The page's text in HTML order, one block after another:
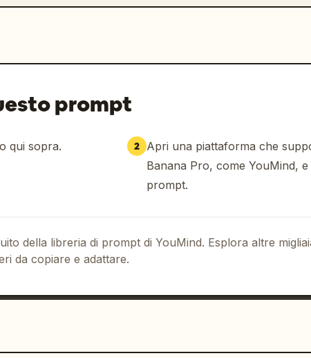
prompt
qui sopra. 2 Apri una piattaforma che
Banana Pro, come YouMind,
prompt.
della libreria di prompt di YouMind. Esplora altre
da copiare e adattare.